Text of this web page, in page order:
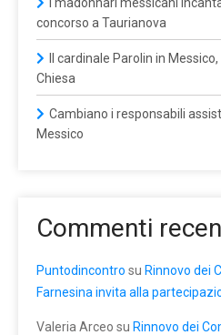
concorso a Taurianova
Il cardinale Parolin in
Chiesa
Cambiano i responsabili
Messico
Commenti
Puntodincontro su Rinnovo dei
Farnesina invita alla
Valeria Arceo su Rinnovo dei